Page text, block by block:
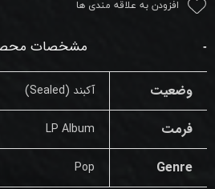
افزودن به علاقه مندی ها
مشخصات
وضعیت آکبند (Sealed)
فرمت LP Album
Genre
Pop